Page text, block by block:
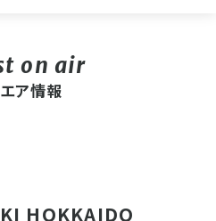
ア情報
HOKKAIDO